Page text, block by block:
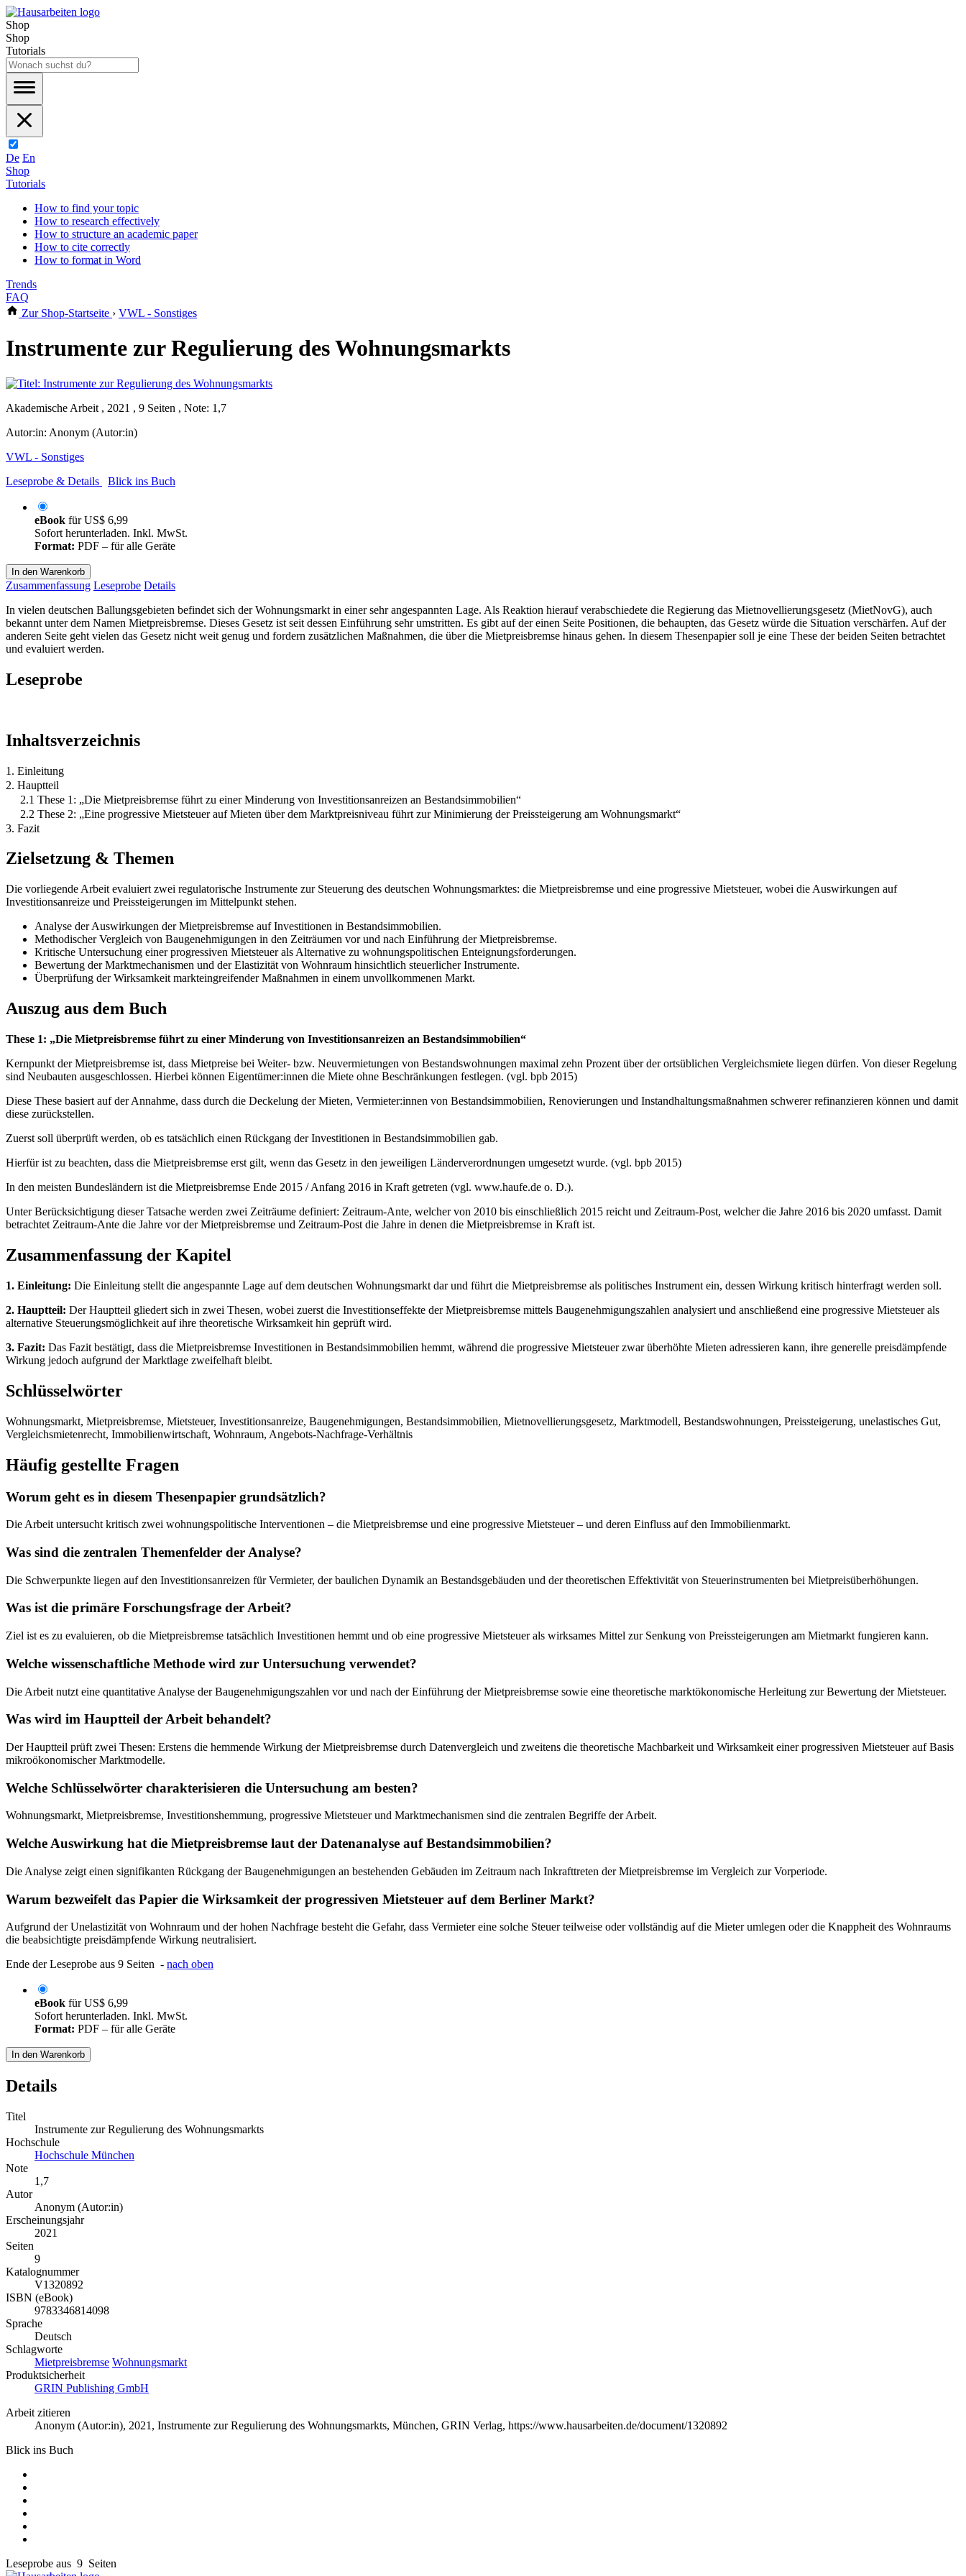
Shop
Shop
Tutorials
De En
Shop
Tutorials
How to find your topic
How to research effectively
How to structure an academic paper
How to cite correctly
How to format in Word
Trends
FAQ
Zur Shop-Startseite › VWL - Sonstiges
Instrumente zur Regulierung des Wohnungsmarkts
Akademische Arbeit , 2021 , 9 Seiten , Note: 1,7
Autor:in: Anonym (Autor:in)
VWL - Sonstiges
Leseprobe & Details
Blick ins Buch
eBook fürUS$ 6,99
Sofort herunterladen. Inkl. MwSt.
Format: PDF – für alle Geräte
In den Warenkorb
Zusammenfassung Leseprobe Details
In vielen deutschen Ballungsgebieten befindet sich der Wohnungsmarkt in einer sehr angespannten Lage. Als Reaktion hierauf verabschiedete die Regierung das Mietnovellierungsgesetz (MietNovG), auch
bekannt unter dem Namen Mietpreisbremse. Dieses Gesetz ist seit dessen Einführung sehr umstritten. Es gibt auf der einen Seite Positionen, die behaupten, das Gesetz würde die Situation verschärfen. Auf der
anderen Seite geht vielen das Gesetz nicht weit genug und fordern zusätzlichen Maßnahmen, die über die Mietpreisbremse hinaus gehen. In diesem Thesenpapier soll je eine These der beiden Seiten betrachtet
und evaluiert werden.
Leseprobe
Inhaltsverzeichnis
1. Einleitung
2. Hauptteil
2.1 These 1: „Die Mietpreisbremse führt zu einer Minderung von Investitionsanreizen an Bestandsimmobilien“
2.2 These 2: „Eine progressive Mietsteuer auf Mieten über dem Marktpreisniveau führt zur Minimierung der Preissteigerung am Wohnungsmarkt“
3. Fazit
Zielsetzung & Themen
Die vorliegende Arbeit evaluiert zwei regulatorische Instrumente zur Steuerung des deutschen Wohnungsmarktes: die Mietpreisbremse und eine progressive Mietsteuer, wobei die Auswirkungen auf
Investitionsanreize und Preissteigerungen im Mittelpunkt stehen.
Analyse der Auswirkungen der Mietpreisbremse auf Investitionen in Bestandsimmobilien.
Methodischer Vergleich von Baugenehmigungen in den Zeiträumen vor und nach Einführung der Mietpreisbremse.
Kritische Untersuchung einer progressiven Mietsteuer als Alternative zu wohnungspolitischen Enteignungsforderungen.
Bewertung der Marktmechanismen und der Elastizität von Wohnraum hinsichtlich steuerlicher Instrumente.
Überprüfung der Wirksamkeit markteingreifender Maßnahmen in einem unvollkommenen Markt.
Auszug aus dem Buch
These 1: „Die Mietpreisbremse führt zu einer Minderung von Investitionsanreizen an Bestandsimmobilien“
Kernpunkt der Mietpreisbremse ist, dass Mietpreise bei Weiter- bzw. Neuvermietungen von Bestandswohnungen maximal zehn Prozent über der ortsüblichen Vergleichsmiete liegen dürfen. Von dieser Regelung
sind Neubauten ausgeschlossen. Hierbei können Eigentümer:innen die Miete ohne Beschränkungen festlegen. (vgl. bpb 2015)
Diese These basiert auf der Annahme, dass durch die Deckelung der Mieten, Vermieter:innen von Bestandsimmobilien, Renovierungen und Instandhaltungsmaßnahmen schwerer refinanzieren können und damit
diese zurückstellen.
Zuerst soll überprüft werden, ob es tatsächlich einen Rückgang der Investitionen in Bestandsimmobilien gab.
Hierfür ist zu beachten, dass die Mietpreisbremse erst gilt, wenn das Gesetz in den jeweiligen Länderverordnungen umgesetzt wurde. (vgl. bpb 2015)
In den meisten Bundesländern ist die Mietpreisbremse Ende 2015 / Anfang 2016 in Kraft getreten (vgl. www.haufe.de o. D.).
Unter Berücksichtigung dieser Tatsache werden zwei Zeiträume definiert: Zeitraum-Ante, welcher von 2010 bis einschließlich 2015 reicht und Zeitraum-Post, welcher die Jahre 2016 bis 2020 umfasst. Damit
betrachtet Zeitraum-Ante die Jahre vor der Mietpreisbremse und Zeitraum-Post die Jahre in denen die Mietpreisbremse in Kraft ist.
Zusammenfassung der Kapitel
1. Einleitung: Die Einleitung stellt die angespannte Lage auf dem deutschen Wohnungsmarkt dar und führt die Mietpreisbremse als politisches Instrument ein, dessen Wirkung kritisch hinterfragt werden soll.
2. Hauptteil: Der Hauptteil gliedert sich in zwei Thesen, wobei zuerst die Investitionseffekte der Mietpreisbremse mittels Baugenehmigungszahlen analysiert und anschließend eine progressive Mietsteuer als
alternative Steuerungsmöglichkeit auf ihre theoretische Wirksamkeit hin geprüft wird.
3. Fazit: Das Fazit bestätigt, dass die Mietpreisbremse Investitionen in Bestandsimmobilien hemmt, während die progressive Mietsteuer zwar überhöhte Mieten adressieren kann, ihre generelle preisdämpfende
Wirkung jedoch aufgrund der Marktlage zweifelhaft bleibt.
Schlüsselwörter
Wohnungsmarkt, Mietpreisbremse, Mietsteuer, Investitionsanreize, Baugenehmigungen, Bestandsimmobilien, Mietnovellierungsgesetz, Marktmodell, Bestandswohnungen, Preissteigerung, unelastisches Gut,
Vergleichsmietenrecht, Immobilienwirtschaft, Wohnraum, Angebots-Nachfrage-Verhältnis
Häufig gestellte Fragen
Worum geht es in diesem Thesenpapier grundsätzlich?
Die Arbeit untersucht kritisch zwei wohnungspolitische Interventionen – die Mietpreisbremse und eine progressive Mietsteuer – und deren Einfluss auf den Immobilienmarkt.
Was sind die zentralen Themenfelder der Analyse?
Die Schwerpunkte liegen auf den Investitionsanreizen für Vermieter, der baulichen Dynamik an Bestandsgebäuden und der theoretischen Effektivität von Steuerinstrumenten bei Mietpreisüberhöhungen.
Was ist die primäre Forschungsfrage der Arbeit?
Ziel ist es zu evaluieren, ob die Mietpreisbremse tatsächlich Investitionen hemmt und ob eine progressive Mietsteuer als wirksames Mittel zur Senkung von Preissteigerungen am Mietmarkt fungieren kann.
Welche wissenschaftliche Methode wird zur Untersuchung verwendet?
Die Arbeit nutzt eine quantitative Analyse der Baugenehmigungszahlen vor und nach der Einführung der Mietpreisbremse sowie eine theoretische marktökonomische Herleitung zur Bewertung der Mietsteuer.
Was wird im Hauptteil der Arbeit behandelt?
Der Hauptteil prüft zwei Thesen: Erstens die hemmende Wirkung der Mietpreisbremse durch Datenvergleich und zweitens die theoretische Machbarkeit und Wirksamkeit einer progressiven Mietsteuer auf Basis
mikroökonomischer Marktmodelle.
Welche Schlüsselwörter charakterisieren die Untersuchung am besten?
Wohnungsmarkt, Mietpreisbremse, Investitionshemmung, progressive Mietsteuer und Marktmechanismen sind die zentralen Begriffe der Arbeit.
Welche Auswirkung hat die Mietpreisbremse laut der Datenanalyse auf Bestandsimmobilien?
Die Analyse zeigt einen signifikanten Rückgang der Baugenehmigungen an bestehenden Gebäuden im Zeitraum nach Inkrafttreten der Mietpreisbremse im Vergleich zur Vorperiode.
Warum bezweifelt das Papier die Wirksamkeit der progressiven Mietsteuer auf dem Berliner Markt?
Aufgrund der Unelastizität von Wohnraum und der hohen Nachfrage besteht die Gefahr, dass Vermieter eine solche Steuer teilweise oder vollständig auf die Mieter umlegen oder die Knappheit des Wohnraums
die beabsichtigte preisdämpfende Wirkung neutralisiert.
Ende der Leseprobe aus 9 Seiten - nach oben
eBook fürUS$ 6,99
Sofort herunterladen. Inkl. MwSt.
Format: PDF – für alle Geräte
In den Warenkorb
Details
Titel
Instrumente zur Regulierung des Wohnungsmarkts
Hochschule
Hochschule München
Note
1,7
Autor
Anonym (Autor:in)
Erscheinungsjahr
2021
Seiten
9
Katalognummer
V1320892
ISBN (eBook)
9783346814098
Sprache
Deutsch
Schlagworte
Mietpreisbremse Wohnungsmarkt
Produktsicherheit
GRIN Publishing GmbH
Arbeit zitieren
Anonym (Autor:in), 2021, Instrumente zur Regulierung des Wohnungsmarkts, München, GRIN Verlag, https://www.hausarbeiten.de/document/1320892
Blick ins Buch
Leseprobe aus 9 Seiten